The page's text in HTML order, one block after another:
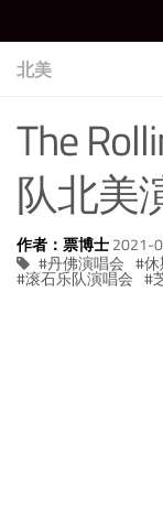
北美
The
队北美
作者：票博士2021-
丹佛演唱会
滚石乐队演唱会